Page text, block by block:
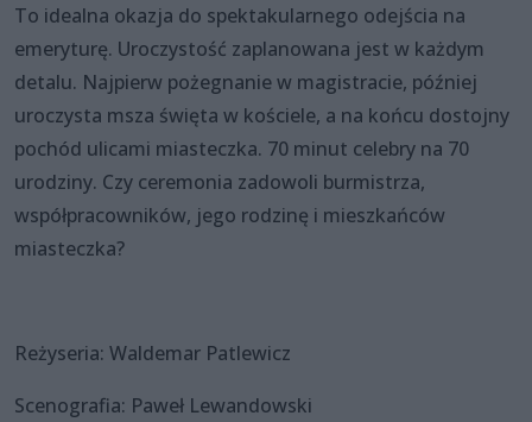
To idealna okazja do spektakularnego odejścia na
emeryturę. Uroczystość zaplanowana jest w każdym
detalu. Najpierw pożegnanie w magistracie, później
uroczysta msza święta w kościele, a na końcu dostojny
pochód ulicami miasteczka. 70 minut celebry na 70
urodziny. Czy ceremonia zadowoli burmistrza,
współpracowników, jego rodzinę i mieszkańców
miasteczka?
Reżyseria: Waldemar Patlewicz
Scenografia: Paweł Lewandowski